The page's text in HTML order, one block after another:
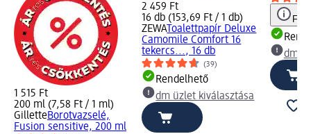
1 515 Ft
200 ml (7,58 Ft / 1 ml)
GilletteBorotvazselé,
Fusion sensitive, 200 ml
2 459 Ft
16 db (153,69 Ft / 1 db)
ZEWAToalettpapír Deluxe
Camomile Comfort 16
tekercs..., 16 db
(39)
Rendelhető
dm üzlet kiválasztása
dm